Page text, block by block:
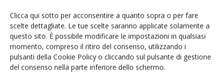
Clicca qui sotto per acconsentire a quanto sopra o per fare
scelte dettagliate. Le tue scelte saranno applicate solamente a
questo sito. È possibile modificare le impostazioni in qualsiasi
momento, compreso il ritiro del consenso, utilizzando i
pulsanti della Cookie Policy o cliccando sul pulsante di gestione
del consenso nella parte inferiore dello schermo.
La primavera della maiscoltura
Record di produzione per il Combi Mais